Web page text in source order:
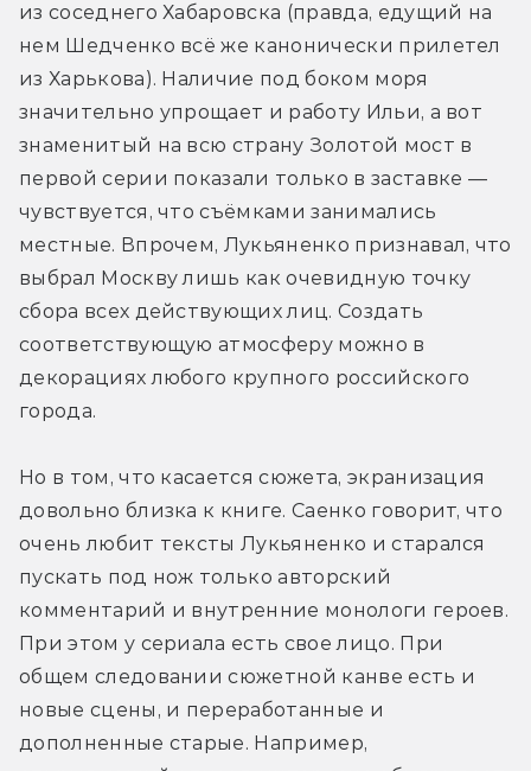
из соседнего Хабаровска (правда, едущий на
нем Шедченко всё же канонически прилетел
из Харькова). Наличие под боком моря
значительно упрощает и работу Ильи, а вот
знаменитый на всю страну Золотой мост в
первой серии показали только в заставке —
чувствуется, что съёмками занимались
местные. Впрочем, Лукьяненко признавал, что
выбрал Москву лишь как очевидную точку
сбора всех действующих лиц. Создать
соответствующую атмосферу можно в
декорациях любого крупного российского
города.
Но в том, что касается сюжета, экранизация
довольно близка к книге. Саенко говорит, что
очень любит тексты Лукьяненко и старался
пускать под нож только авторский
комментарий и внутренние монологи героев.
При этом у сериала есть свое лицо. При
общем следовании сюжетной канве есть и
новые сцены, и переработанные и
дополненные старые. Например,